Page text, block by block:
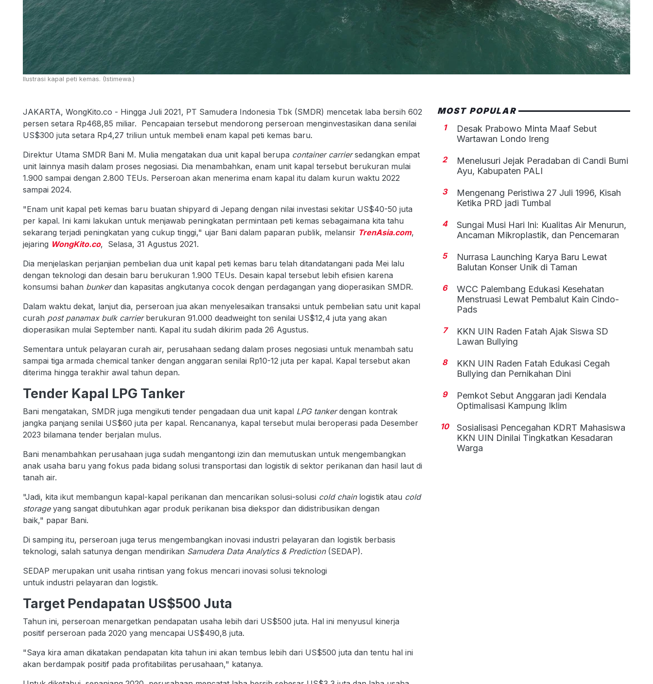
Ilustrasi kapal peti kemas. (Istimewa.)
JAKARTA, WongKito.co - Hingga Juli 2021, PT Samudera Indonesia Tbk (SMDR) mencetak laba bersih 602
persen setara Rp468,85 miliar. Pencapaian tersebut mendorong perseroan menginvestasikan dana senilai
US$300 juta setara Rp4,27 triliun untuk membeli enam kapal peti kemas baru.
Direktur Utama SMDR Bani M. Mulia mengatakan dua unit kapal berupa container carriersedangkan empat
unit lainnya masih dalam proses negosiasi. Dia menambahkan, enam unit kapal tersebut berukuran mulai
1.900 sampai dengan 2.800 TEUs. Perseroan akan menerima enam kapal itu dalam kurun waktu 2022
sampai 2024.
"Enam unit kapal peti kemas baru buatan shipyard di Jepang dengan nilai investasi sekitar US$40-50 juta
per kapal. Ini kami lakukan untuk menjawab peningkatan permintaan peti kemas sebagaimana kita tahu
sekarang terjadi peningkatan yang cukup tinggi," ujar Bani dalam paparan publik, melansir TrenAsia.com,
jejaring WongKito.co, Selasa, 31 Agustus 2021.
Dia menjelaskan perjanjian pembelian dua unit kapal peti kemas baru telah ditandatangani pada Mei lalu
dengan teknologi dan desain baru berukuran 1.900 TEUs. Desain kapal tersebut lebih efisien karena
konsumsi bahan bunkerdan kapasitas angkutanya cocok dengan perdagangan yang dioperasikan SMDR.
Dalam waktu dekat, lanjut dia, perseroan jua akan menyelesaikan transaksi untuk pembelian satu unit kapal
curah post panamax bulk carrierberukuran 91.000 deadweight ton senilai US$12,4 juta yang akan
dioperasikan mulai September nanti. Kapal itu sudah dikirim pada 26 Agustus.
Sementara untuk pelayaran curah air, perusahaan sedang dalam proses negosiasi untuk menambah satu
sampai tiga armada chemical tanker dengan anggaran senilai Rp10-12 juta per kapal. Kapal tersebut akan
diterima hingga terakhir awal tahun depan.
Tender Kapal LPG Tanker
Bani mengatakan, SMDR juga mengikuti tender pengadaan dua unit kapal LPG tankerdengan kontrak
jangka panjang senilai US$60 juta per kapal. Rencananya, kapal tersebut mulai beroperasi pada Desember
2023 bilamana tender berjalan mulus.
Bani menambahkan perusahaan juga sudah mengantongi izin dan memutuskan untuk mengembangkan
anak usaha baru yang fokus pada bidang solusi transportasi dan logistik di sektor perikanan dan hasil laut di
tanah air.
"Jadi, kita ikut membangun kapal-kapal perikanan dan mencarikan solusi-solusi cold chain logistik atau cold
storage yang sangat dibutuhkan agar produk perikanan bisa diekspor dan didistribusikan dengan
baik," papar Bani.
Di samping itu, perseroan juga terus mengembangkan inovasi industri pelayaran dan logistik berbasis
teknologi, salah satunya dengan mendirikan Samudera Data Analytics & Prediction(SEDAP).
SEDAP merupakan unit usaha rintisan yang fokus mencari inovasi solusi teknologi
untuk industri pelayaran dan logistik.
Target Pendapatan US$500 Juta
Tahun ini, perseroan menargetkan pendapatan usaha lebih dari US$500 juta. Hal ini menyusul kinerja
positif perseroan pada 2020 yang mencapai US$490,8 juta.
"Saya kira aman dikatakan pendapatan kita tahun ini akan tembus lebih dari US$500 juta dan tentu hal ini
akan berdampak positif pada profitabilitas perusahaan," katanya.
MOST POPULAR
1
Desak Prabowo Minta Maaf Sebut
Wartawan Londo Ireng
2
Menelusuri Jejak Peradaban di Candi Bumi
Ayu, Kabupaten PALI
3
Mengenang Peristiwa 27 Juli 1996, Kisah
Ketika PRD jadi Tumbal
4
Sungai Musi Hari Ini: Kualitas Air Menurun,
Ancaman Mikroplastik, dan Pencemaran
5
Nurrasa Launching Karya Baru Lewat
Balutan Konser Unik di Taman
6
WCC Palembang Edukasi Kesehatan
Menstruasi Lewat Pembalut Kain Cindo-
Pads
7
KKN UIN Raden Fatah Ajak Siswa SD
Lawan Bullying
8
KKN UIN Raden Fatah Edukasi Cegah
Bullying dan Pernikahan Dini
9
Pemkot Sebut Anggaran jadi Kendala
Optimalisasi Kampung Iklim
10
Sosialisasi Pencegahan KDRT Mahasiswa
KKN UIN Dinilai Tingkatkan Kesadaran
Warga